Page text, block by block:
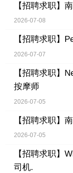
【招聘求职】
2026-07-08
【招聘求职】
2026-07-07
【招聘求职】
按摩师
2026-07-05
【招聘求职】
2026-07-05
【招聘求职】
司机.